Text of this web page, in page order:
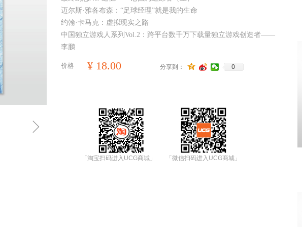
ꁇ
价格 ¥ 18.00 分享到： 0
「微信扫码进入UCG商城」
「淘宝扫码进入UCG商城」
迈尔斯·雅各布森：“足球经理”就是我的生命
约翰·卡马克：虚拟现实之路
中国独立游戏人系列Vol.2：跨平台数千万下载量独立游戏创造者——
李鹏